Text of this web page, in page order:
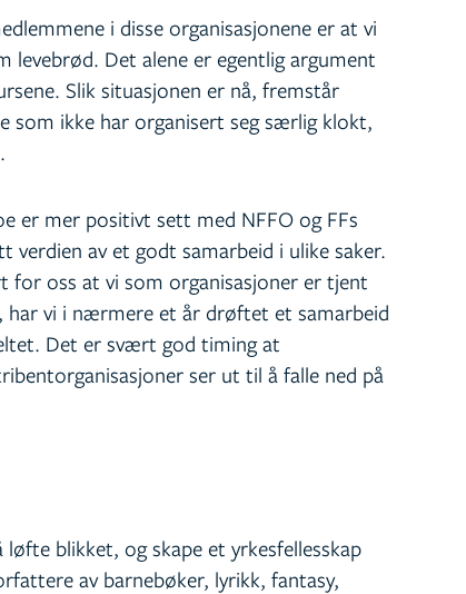
i disse organisasjonene er at vi
levebrød. Det alene er egentlig argument
Slik situasjonen er nå, fremstår
som ikke har organisert seg særlig klokt,
er mer positivt sett med NFFO og FFs
verdien av et godt samarbeid i ulike saker.
for oss at vi som organisasjoner er tjent
har vi i nærmere et år drøftet et samarbeid
Det er svært god timing at
ser ut til å falle ned på
blikket, og skape et yrkesfellesskap
av barnebøker, lyrikk, fantasy,